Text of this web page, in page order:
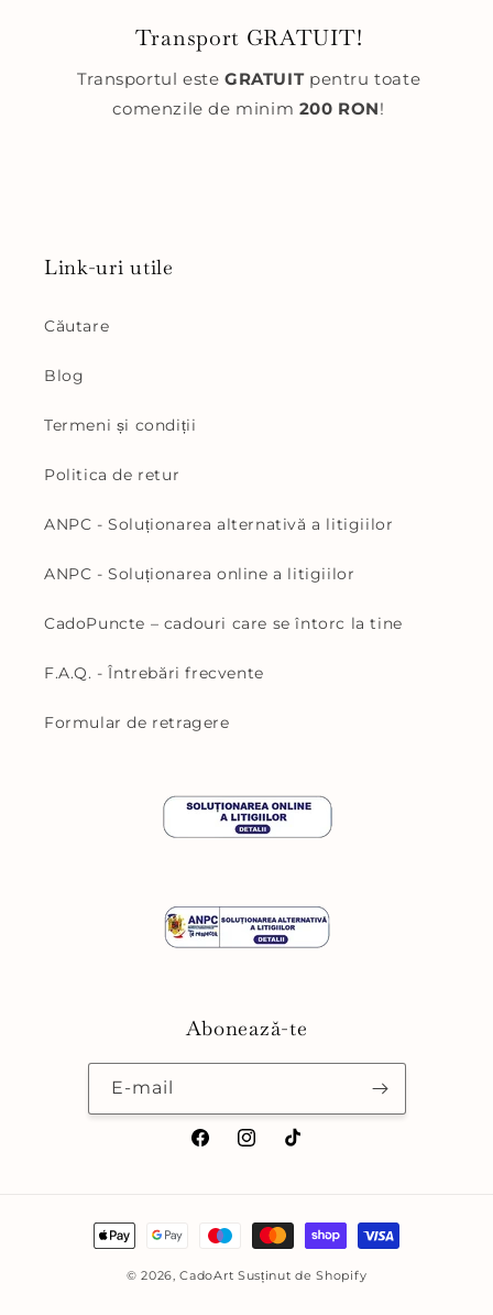
Transport GRATUIT!
Transportul esteGRATUIT pentru toate
comenzile de minim 200 RON!
Link-uri utile
Căutare
Blog
Termeni și condiții
Politica de retur
ANPC - Soluționarea alternativă a litigiilor
ANPC - Soluționarea online a litigiilor
CadoPuncte – cadouri care se întorc la tine
F.A.Q. - Întrebări frecvente
Formular de retragere
Abonează-te
E-mail
FacebookInstagram
TikTok
Metode
de
plată© 2026,CadoArt Susținut de Shopify